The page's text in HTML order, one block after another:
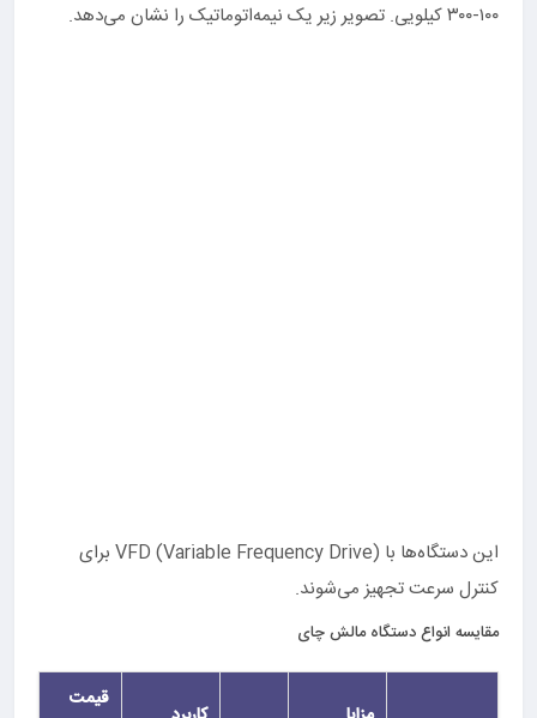
۱۰۰-۳۰۰ کیلویی. تصویر زیر یک نیمه‌اتوماتیک را نشان می‌دهد.
این دستگاه‌ها با VFD (Variable Frequency Drive) برای
کنترل سرعت تجهیز می‌شوند.
مقایسه انواع دستگاه مالش چای
قیمت